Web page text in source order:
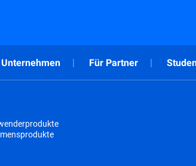
Unternehmen Für Partner